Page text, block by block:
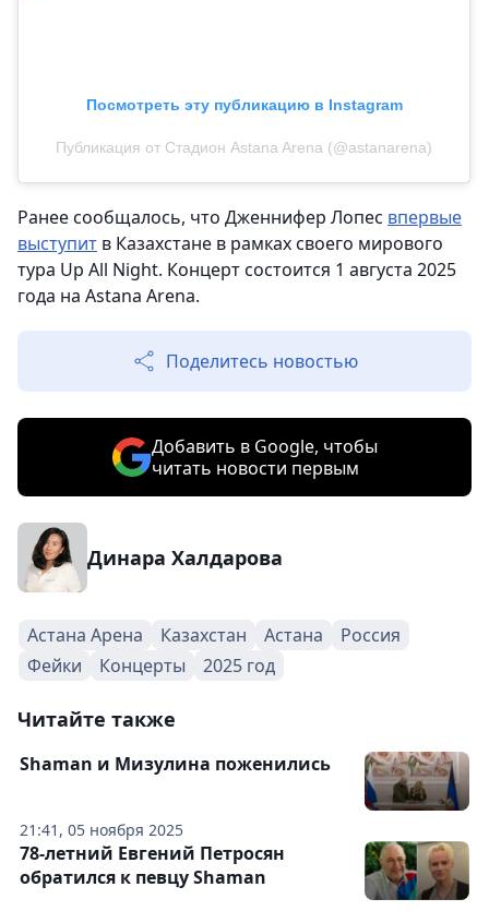
Посмотреть эту публикацию в Instagram
Публикация от Стадион Astana Arena (@astanarena)
Ранее сообщалось, что Дженнифер Лопес впервые
выступит в Казахстане в рамках своего мирового
тура Up All Night. Концерт состоится 1 августа 2025
года на Astana Arena.
Поделитесь новостью
Добавить в Google, чтобы
читать новости первым
Динара Халдарова
Астана Арена Казахстан Астана
Россия
Фейки
Концерты 2025 год
Читайте также
21:41, 05 ноября 2025
Shaman и Мизулина поженились
78-летний Евгений Петросян
обратился к певцу Shaman